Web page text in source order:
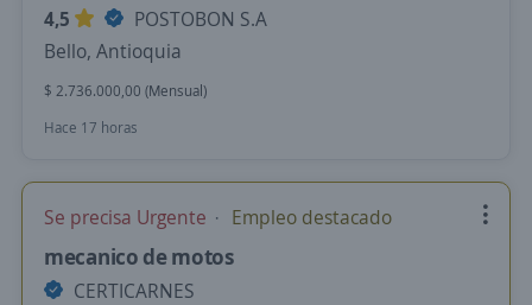
4,5
POSTOBON S.A
Bello, Antioquia
$ 2.736.000,00 (Mensual)
Hace 17 horas
Se precisa Urgente Empleo destacado
mecanico de motos
CERTICARNES